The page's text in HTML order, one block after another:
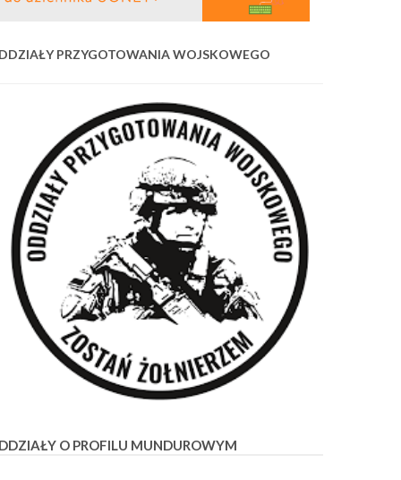
PRZYGOTOWANIA WOJSKOWEGO
O PROFILU MUNDUROWYM